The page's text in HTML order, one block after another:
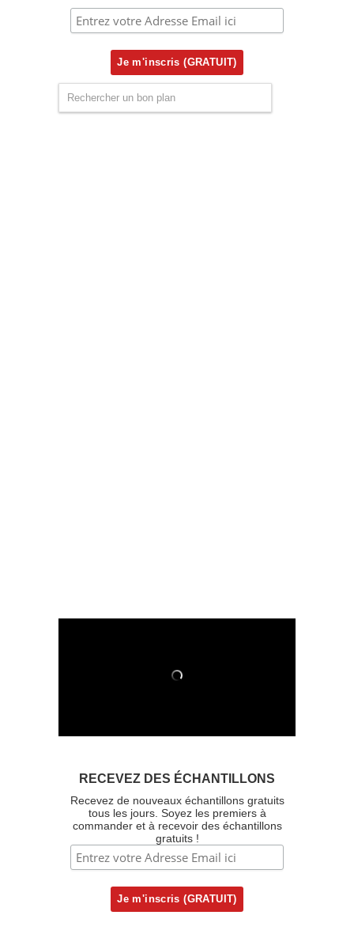
RECEVEZ DES ÉCHANTILLONS
Recevez de nouveaux échantillons gratuits
tous les jours. Soyez les premiers à
commander et à recevoir des échantillons
gratuits !